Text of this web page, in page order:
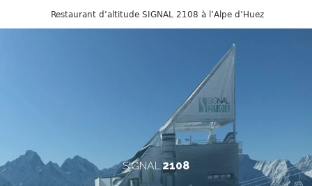
Restaurant d’altitude SIGNAL 2108 à l’Alpe d’Huez
SIGNAL 2108